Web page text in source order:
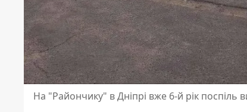
На "Райончику" в Дніпрі вже 6-й рік поспіль